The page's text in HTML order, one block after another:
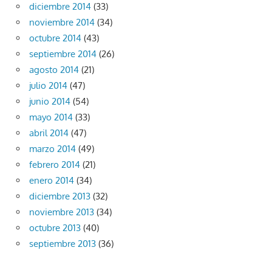
diciembre 2014 (33)
noviembre 2014 (34)
octubre 2014 (43)
septiembre 2014 (26)
agosto 2014 (21)
julio 2014 (47)
junio 2014 (54)
mayo 2014 (33)
abril 2014 (47)
marzo 2014 (49)
febrero 2014 (21)
enero 2014 (34)
diciembre 2013 (32)
noviembre 2013 (34)
octubre 2013 (40)
septiembre 2013 (36)